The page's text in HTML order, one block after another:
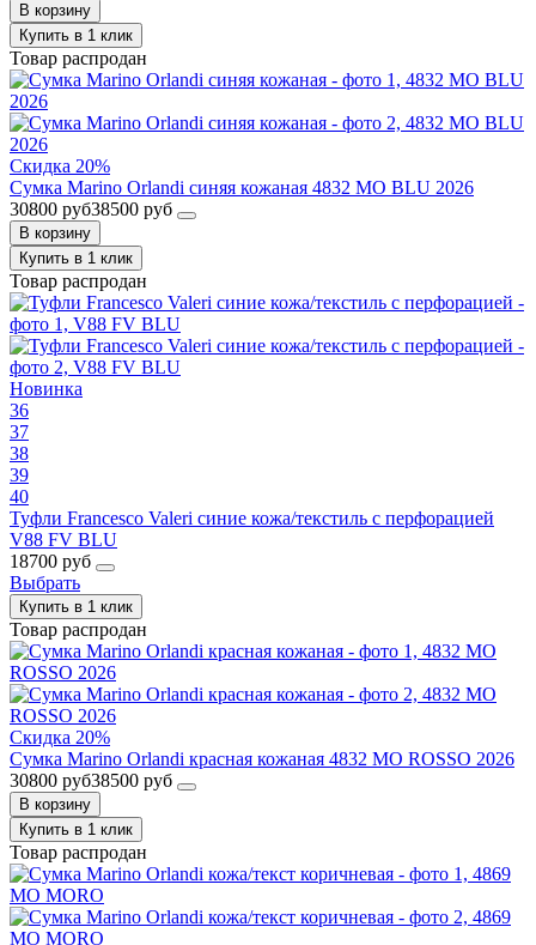
В корзину
Купить в 1 клик
Товар распродан
Скидка 20%
Сумка Marino Orlandi синяя кожаная 4832 MO BLU 2026
30800 руб38500 руб
В корзину
Купить в 1 клик
Товар распродан
Новинка
36
37
38
39
40
Туфли Francesco Valeri синие кожа/текстиль с перфорацией
V88 FV BLU
18700 руб
Выбрать
Купить в 1 клик
Товар распродан
Скидка 20%
Сумка Marino Orlandi красная кожаная 4832 MO ROSSO 2026
30800 руб38500 руб
В корзину
Купить в 1 клик
Товар распродан